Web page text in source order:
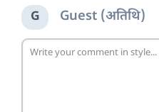
G Guest (अतिथि)